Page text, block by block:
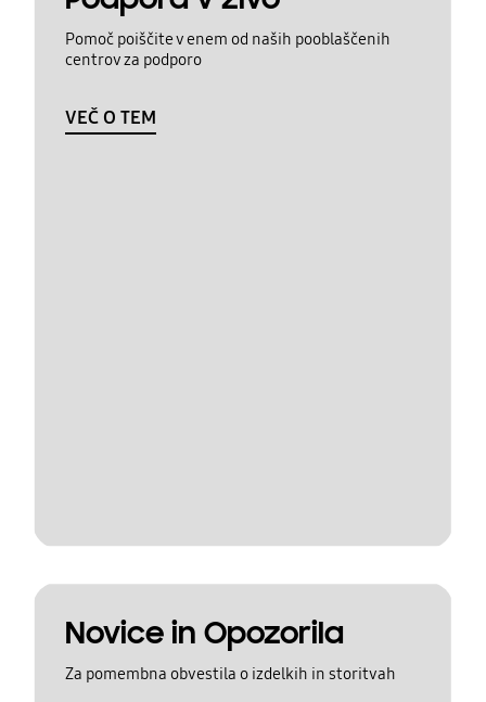
Pomoč poiščite v enem od naših pooblaščenih
centrov za podporo
VEČ O TEM
Novice in Opozorila
Za pomembna obvestila o izdelkih in storitvah